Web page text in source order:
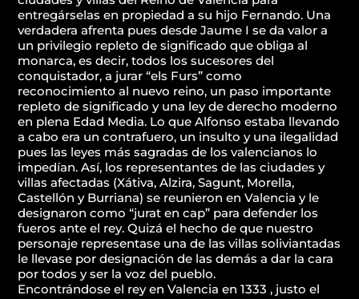
entregárselas en propiedad a su hijo Fernando. Una
verdadera afrenta pues desde Jaume I se da valor a
un privilegio repleto de significado que obliga al
monarca, es decir, todos los sucesores del
conquistador, a jurar “els Furs” como
reconocimiento al nuevo reino, un paso importante
repleto de significado y una ley de derecho moderno
en plena Edad Media. Lo que Alfonso estaba llevando
a cabo era un contrafuero, un insulto y una ilegalidad
pues las leyes más sagradas de los valencianos lo
impedían. Así, los representantes de las ciudades y
villas afectadas (Xátiva, Alzira, Sagunt, Morella,
Castellón y Burriana) se reunieron en Valencia y le
designaron como “jurat en cap” para defender los
fueros ante el rey. Quizá el hecho de que nuestro
personaje representase una de las villas soliviantadas
le llevase por designación de las demás a dar la cara
por todos y ser la voz del pueblo.
Encontrándose el rey en Valencia en 1333 , justo el